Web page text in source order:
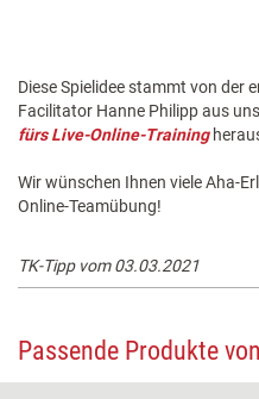
Diese Spielidee stammt von der
Facilitator Hanne Philipp aus
fürs Live-Online-Training
Wir wünschen Ihnen viele Aha-
Online-Teamübung!
TK-Tipp vom 03.03.2021
Passende Produkte